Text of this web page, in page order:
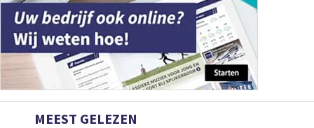
MEEST GELEZEN